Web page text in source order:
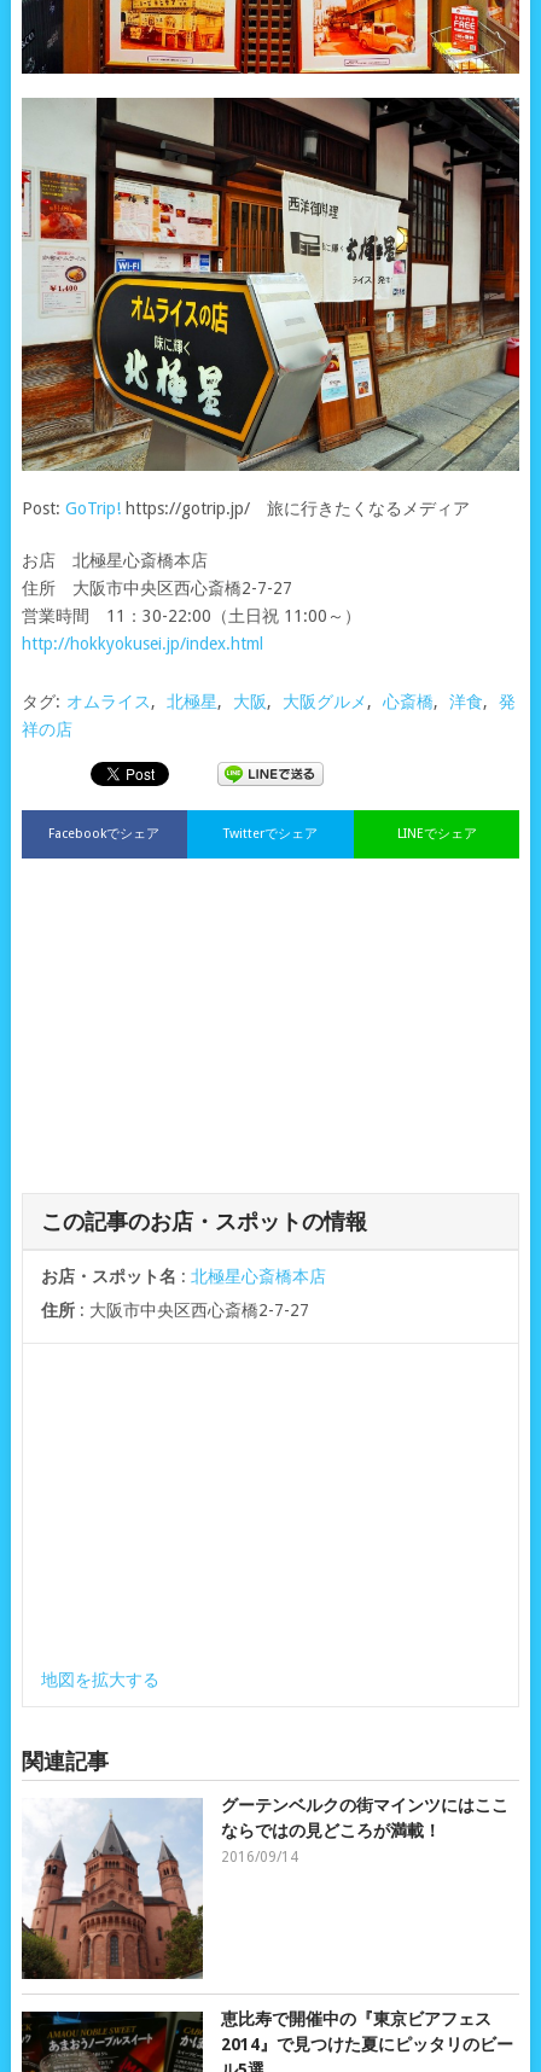
Post: GoTrip!https://gotrip.jp/ 旅に行きたくなるメディア
お店 北極星心斎橋本店
住所 大阪市中央区西心斎橋2-7-27
営業時間 11：30-22:00（土日祝 11:00～）
http://hokkyokusei.jp/index.html
タグ: オムライス, 北極星, 大阪, 大阪グルメ, 心斎橋, 洋食,
発
祥の店
Facebookでシェア LINEでシェア
Twitterでシェア
この記事のお店・スポットの情報
お店・スポット名 : 北極星心斎橋本店
住所: 大阪市中央区西心斎橋2-7-27
地図を拡大する
関連記事
グーテンベルクの街マインツにはここ
ならではの見どころが満載！
2016/09/14
恵比寿で開催中の『東京ビアフェス
2014』で見つけた夏にピッタリのビー